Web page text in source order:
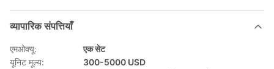
व्यापारिक संपत्तियाँ
एमओक्यू:
एक सेट
यूनिट मूल्य:
300-5000 USD